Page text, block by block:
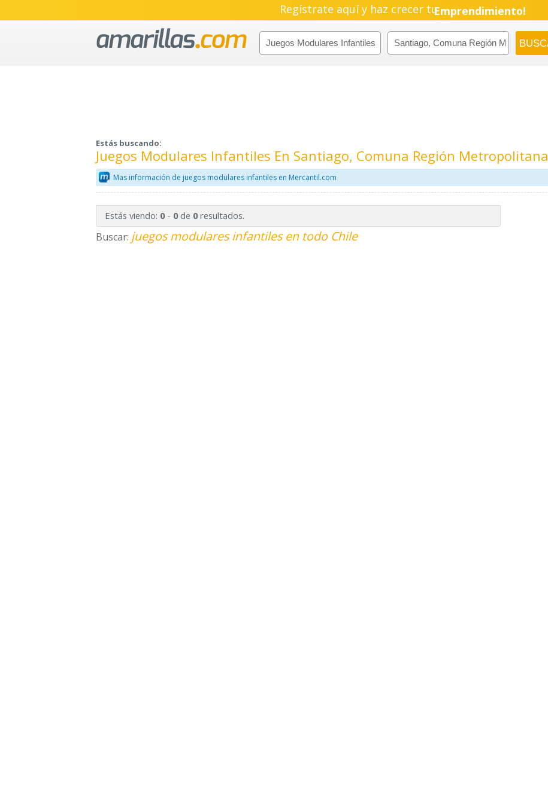
Regístrate aquí y haz crecer tuEmprendimiento!
Estás buscando:
Juegos Modulares Infantiles En Santiago, Comuna Región Metropolitana
Mas información de juegos modulares infantiles en Mercantil.com
Estás viendo: 0- 0de 0resultados.
Buscar: juegos modulares infantiles en todo Chile